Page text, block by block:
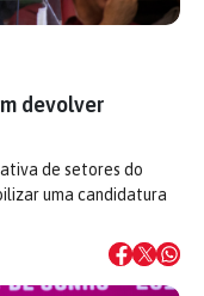
devolver
de setores do
uma candidatura